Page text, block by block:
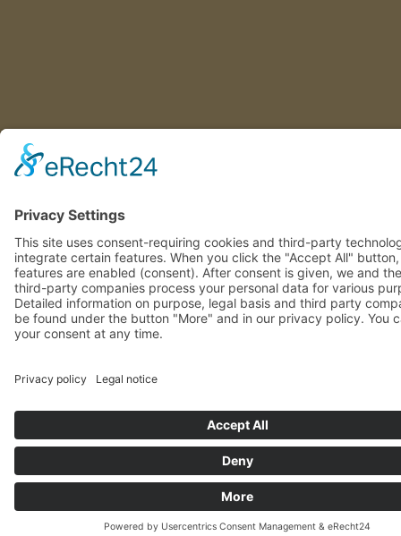
This site uses consent-requiring cookies and third-party
integrate certain features. When you click the "Accept All"
features are enabled (consent). After consent is given, we and
involved third-party companies process your personal data for
companies can be found under the button "More" and in our
DENY ACCEPT
Legal notice Privacy policy